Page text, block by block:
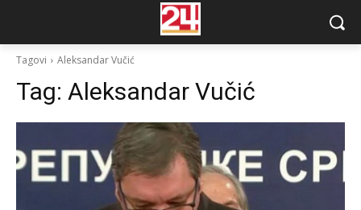
Tagovi Aleksandar Vučić
Tag: Aleksandar Vučić